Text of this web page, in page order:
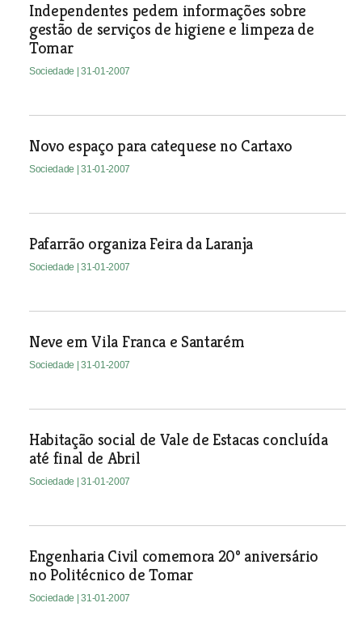
Independentes pedem informações sobre
gestão de serviços de higiene e limpeza de
Tomar
Sociedade | 31-01-2007
Novo espaço para catequese no Cartaxo
Sociedade | 31-01-2007
Pafarrão organiza Feira da Laranja
Sociedade | 31-01-2007
Neve em Vila Franca e Santarém
Sociedade | 31-01-2007
Habitação social de Vale de Estacas concluída
até final de Abril
Sociedade | 31-01-2007
Engenharia Civil comemora 20º aniversário
no Politécnico de Tomar
Sociedade | 31-01-2007